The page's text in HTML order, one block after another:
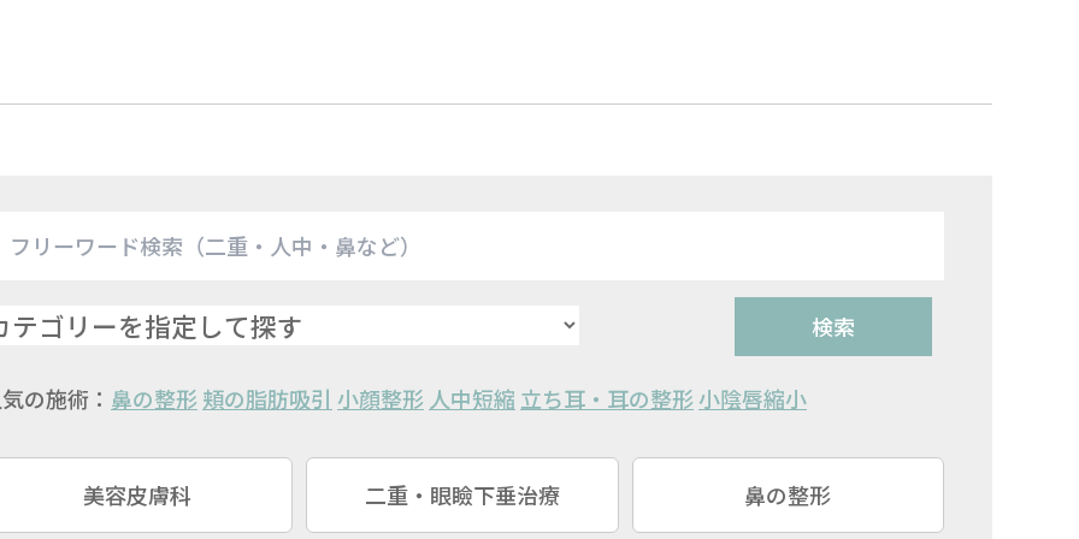
検索
の施術： 鼻の整形頬の脂肪吸引 小顔整形人中短縮 立ち耳・耳の整形小陰唇縮小
美容皮膚科 二重・眼瞼下垂治療 鼻の整形